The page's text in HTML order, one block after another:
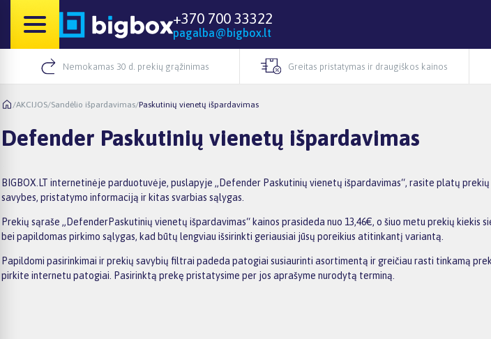
+370 700 33322
pagalba@bigbox.lt
Nemokamas 30 d. prekių grąžinimas Greitas pristatymas ir draugiškos kainos
/AKCIJOS/Sandėlio išpardavimas/Paskutinių vienetų išpardavimas
Defender Paskutinių vienetų išpardavimas
BIGBOX.LT internetinėje parduotuvėje, puslapyje „Defender Paskutinių vienetų išpardavimas“, rasite platų
savybes, pristatymo informaciją ir kitas svarbias sąlygas.
Prekių sąraše „DefenderPaskutinių vienetų išpardavimas“ kainos prasideda nuo 13,46€, o šiuo metu prekių
bei papildomas pirkimo sąlygas, kad būtų lengviau išsirinkti geriausiai jūsų poreikius atitinkantį variantą.
Papildomi pasirinkimai ir prekių savybių filtrai padeda patogiai susiaurinti asortimentą ir greičiau rasti tinkamą
pirkite internetu patogiai. Pasirinktą prekę pristatysime per jos aprašyme nurodytą terminą.